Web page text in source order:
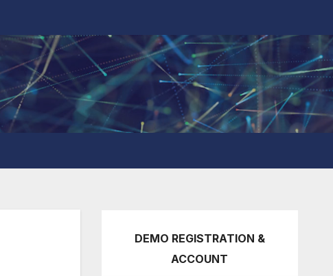
DEMO REGISTRATION &
ACCOUNT